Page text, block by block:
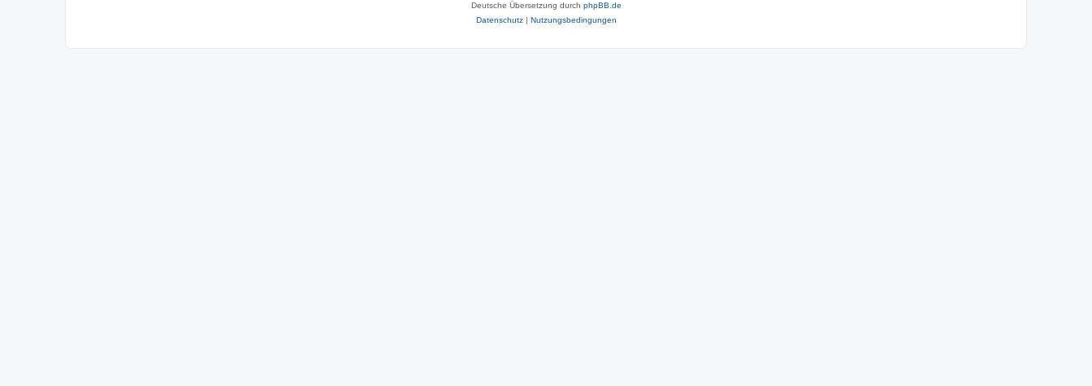
Deutsche Übersetzung durch phpBB.de
Datenschutz| Nutzungsbedingungen